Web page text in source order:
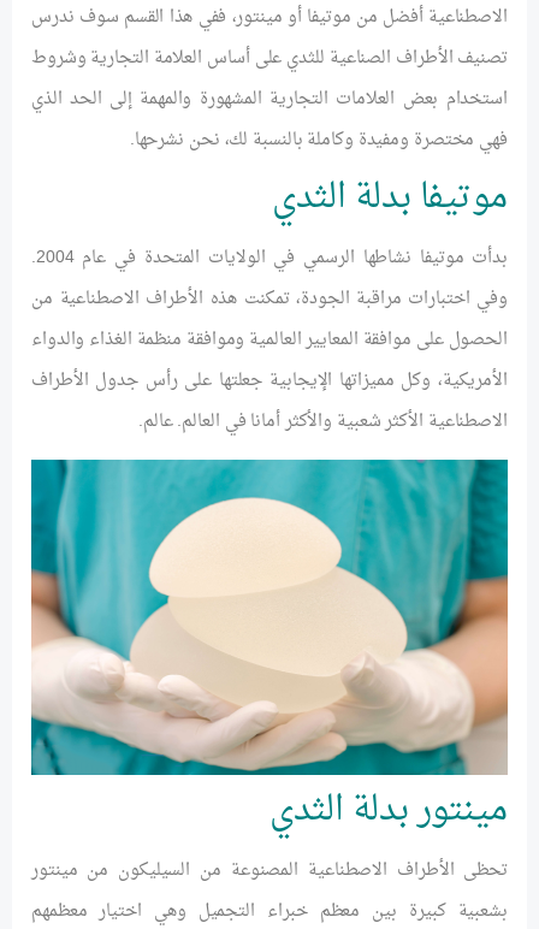
الاصطناعية أفضل من موتيفا أو مينتور، ففي هذا القسم سوف ندرس
تصنيف الأطراف الصناعية للثدي على أساس العلامة التجارية وشروط
استخدام بعض العلامات التجارية المشهورة والمهمة إلى الحد الذي
فهي مختصرة ومفيدة وكاملة بالنسبة لك، نحن نشرحها.
موتيفا بدلة الثدي
بدأت موتيفا نشاطها الرسمي في الولايات المتحدة في عام 2004.
وفي اختبارات مراقبة الجودة، تمكنت هذه الأطراف الاصطناعية من
الحصول على موافقة المعايير العالمية وموافقة منظمة الغذاء والدواء
الأمريكية، وكل مميزاتها الإيجابية جعلتها على رأس جدول الأطراف
الاصطناعية الأكثر شعبية والأكثر أمانا في العالم. عالم.
مينتور بدلة الثدي
تحظى الأطراف الاصطناعية المصنوعة من السيليكون من مينتور
بشعبية كبيرة بين معظم خبراء التجميل وهي اختيار معظمهم